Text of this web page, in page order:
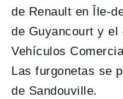
de Renault en Île-
de Guyancourt y el
Vehículos
Las furgonetas se
de Sandouville.